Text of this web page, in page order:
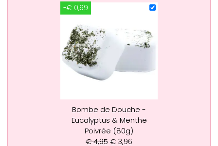
-€ 0,99
Bombe de Douche -
Eucalyptus & Menthe
Poivrée (80g)
€4,95€ 3,96